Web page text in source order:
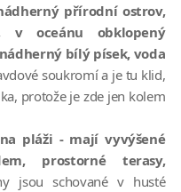
přírodní ostrov,
v oceánu obklopený
bílý písek, voda
soukromí a je tu klid,
protože je zde jen kolem
pláži - mají vyvýšené
prostorné terasy,
jsou schované v husté